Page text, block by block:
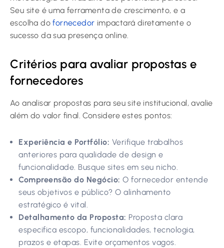
Seu site é uma ferramenta de crescimento, e a
escolha dofornecedor impactará diretamente o
sucesso da sua presença online.
Critérios para avaliar propostas e
fornecedores
Ao analisar propostas para seu site institucional, avalie
além do valor final. Considere estes pontos:
Experiência e Portfólio: Verifique trabalhos
anteriores para qualidade de design e
funcionalidade. Busque sites em seu nicho.
Compreensão do Negócio: O fornecedor entende
seus objetivos e público? O alinhamento
estratégico é vital.
Detalhamento da Proposta: Proposta clara
especifica escopo, funcionalidades, tecnologia,
prazos e etapas. Evite orçamentos vagos.